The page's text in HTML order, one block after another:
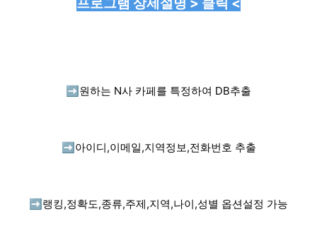
➡️ 원하는 N사 카페를 특정하여 DB추출
➡️ 아이디,이메일,지역정보,전화번호 추출
➡️ 랭킹,정확도,종류,주제,지역,나이,성별 옵션설정 가능